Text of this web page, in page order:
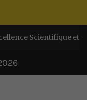
et exhorte